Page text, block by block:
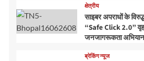
क्षेत्रीय
साइबर अपराधों के
“Safe Click 2.0”
जनजागरूकता
ब्रेकिंग न्यूज